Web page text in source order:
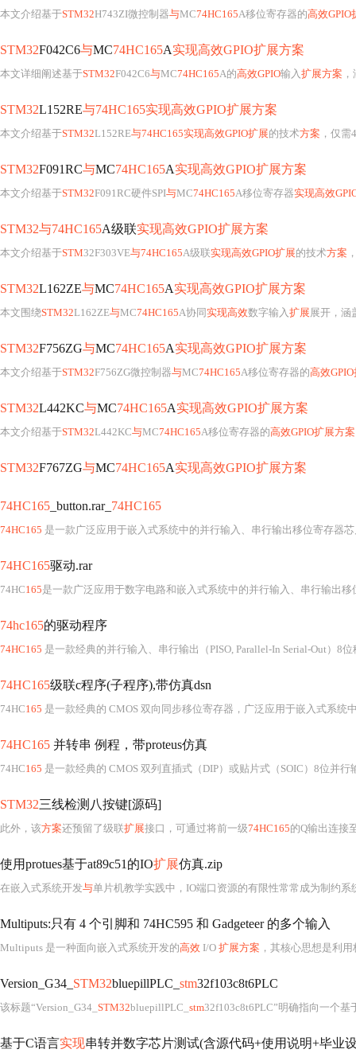
本文介绍基于STM32H743ZI微控制器与MC74HC165A移位寄存器的高效GPIO
STM32F042C6与MC74HC165A实现高效GPIO扩展方案
本文详细阐述基于STM32F042C6与MC74HC165A的高效GPIO输入扩展方案 ，
STM32L152RE与74HC165实现高效GPIO扩展方案
本文介绍基于STM32L152RE与74HC165实现高效GPIO扩展的技术方案 ，仅
STM32F091RC与MC74HC165A实现高效GPIO扩展方案
本文介绍基于STM32F091RC硬件SPI与MC74HC165A移位寄存器实现高效
STM32与74HC165A级联实现高效GPIO扩展方案
本文介绍基于STM32F303VE与74HC165A级联实现高效GPIO扩展的技术方案
STM32L162ZE与MC74HC165A实现高效GPIO扩展方案
本文围绕STM32L162ZE与MC74HC165A协同实现高效数字输入扩展展开，涵盖硬件连接、防干扰设计、寄存器
STM32F756ZG与MC74HC165A实现高效GPIO扩展方案
本文介绍基于STM32F756ZG微控制器与MC74HC165A移位寄存器的高效
STM32L442KC与MC74HC165A实现高效GPIO扩展方案
本文介绍基于STM32L442KC与MC74HC165A移位寄存器的高效GPIO扩展方案
STM32F767ZG与MC74HC165A实现高效GPIO扩展方案
74HC165 _button.rar_ 74HC165
74HC165 是一款广泛应用于嵌入式系统中的并行输入、串行输出移位寄存器
74HC165驱动.rar
74HC165是一款广泛应用于数字电路和嵌入式系统中的并行输入、串行输出
74hc165的驱动程序
74HC165 是一款经典的并行输入、串行输出（PISO, Parallel-In Serial-Out）8
74HC165级联c程序(子程序),带仿真dsn
74HC165 是一款经典的 CMOS 双向同步移位寄存器，广泛应用于嵌入式系统
74HC165 并转串 例程，带proteus仿真
74HC165 是一款经典的 CMOS 双列直插式（DIP）或贴片式（SOIC）8位并行输入、串
STM32三线检测八按键[源码]
此外，该方案还预留了级联扩展接口，可通过将前一级74HC165的Q输出连接
使用protues基于at89c51的IO扩展仿真.zip
在嵌入式系统开发与单片机教学实践中，IO端口资源的有限性常常成为制约系
Multiputs:只有 4 个引脚和 74HC595 和 Gadgeteer 的多个输入
Multiputs 是一种面向嵌入式系统开发的高效 I/O 扩展方案 ，其核心思想是利
Version_G34_ STM32bluepillPLC_ stm32f103c8t6PLC
该标题“Version_G34_ STM32bluepillPLC_ stm32f103c8t6PLC”明确指向一个基
基于C语言实现串转并数字芯片测试(含源代码+使用说明+毕业